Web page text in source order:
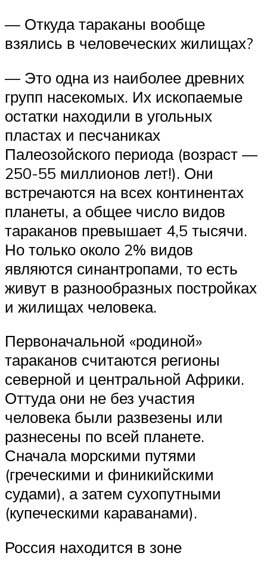
— Откуда тараканы вообще
взялись в человеческих жилищах?
— Это одна из наиболее древних
групп насекомых. Их ископаемые
остатки находили в угольных
пластах и песчаниках
Палеозойского периода (возраст —
250-55 миллионов лет!). Они
встречаются на всех континентах
планеты, а общее число видов
тараканов превышает 4,5 тысячи.
Но только около 2% видов
являются синантропами, то есть
живут в разнообразных постройках
и жилищах человека.
Первоначальной «родиной»
тараканов считаются регионы
северной и центральной Африки.
Оттуда они не без участия
человека были развезены или
разнесены по всей планете.
Сначала морскими путями
(греческими и финикийскими
судами), а затем сухопутными
(купеческими караванами).
Россия находится в зоне